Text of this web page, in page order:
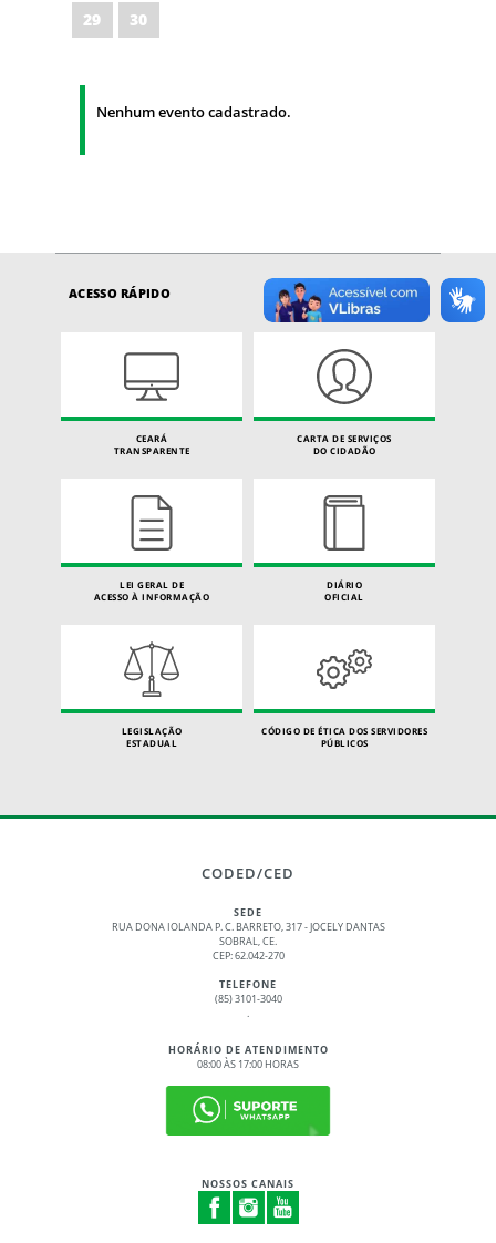
29
30
Nenhum evento cadastrado.
ACESSO RÁPIDO
CEARÁ
TRANSPARENTE
CARTA DE SERVIÇOS
DO CIDADÃO
LEI GERAL DE
ACESSO À INFORMAÇÃO
DIÁRIO
OFICIAL
LEGISLAÇÃO
ESTADUAL
CÓDIGO DE ÉTICA DOS SERVIDORES
PÚBLICOS
CODED/CED
SEDE
RUA DONA IOLANDA P. C. BARRETO, 317 - JOCELY DANTAS
SOBRAL, CE.
CEP: 62.042-270
TELEFONE
(85) 3101-3040
.
HORÁRIO DE ATENDIMENTO
08:00 ÀS 17:00 HORAS
NOSSOS CANAIS